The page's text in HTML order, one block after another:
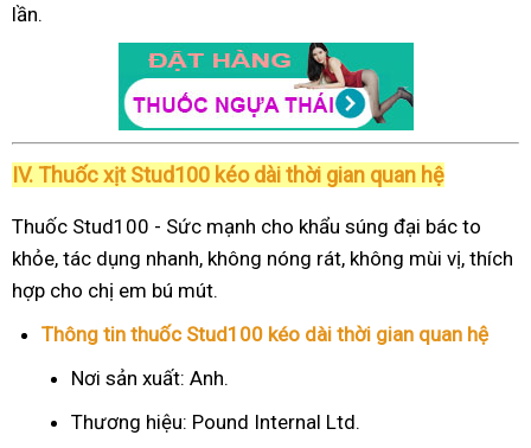
lần.
IV. Thuốc xịt Stud100 kéo dài thời gian quan hệ
Thuốc Stud100 - Sức mạnh cho khẩu súng đại bác to
khỏe, tác dụng nhanh, không nóng rát, không mùi vị, thích
hợp cho chị em bú mút.
Thông tin thuốc Stud100 kéo dài thời gian quan hệ
Nơi sản xuất: Anh.
Thương hiệu: Pound Internal Ltd.